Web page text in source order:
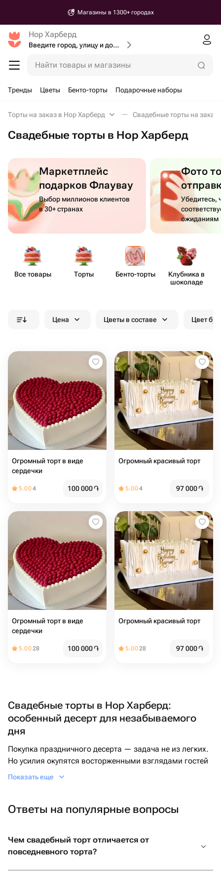
Магазины в 1300+ городах
Нор Харберд
Введите город, улицу и дом доставки
Найти товары и магазины
Тренды Цветы Бенто-торты Подарочные наборы
Торты на заказ в Нор Харберд Свадебные торты на заказ
Свадебные торты в Нор Харберд
Маркетплейс
подарков Флаувау
Выбор миллионов клиентов
в 30+ странах
Фото
Убедитесь,
ожиданиям
Все товары Торты Бенто​-торты
Клубника в
шоколаде
Цена Цветы в составе Цвет
Огромный торт в виде
сердечки
5.004 100 000֏
Огромный красивый торт
5.004 97 000֏
Огромный торт в виде
сердечки
5.0028 100 000֏
Огромный красивый торт
5.0028 97 000֏
Свадебные торты в Нор Харберд:
особенный десерт для незабываемого
дня
Покупка праздничного десерта — задача не из легких.
Но усилия окупятся восторженными взглядами гостей
и радостью жениха и невесты, когда перед ними
на Флаувау
Изюминка праздника — большой десерт. Свадебные
торты могут быть классическими круглыми, а также
Показать еще
Ответы на популярные вопросы
Чем свадебный торт отличается от
повседневного торта?